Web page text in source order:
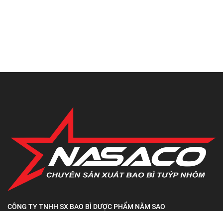
CÔNG TY TNHH SX BAO BÌ DƯỢC PHẨM NĂM SAO